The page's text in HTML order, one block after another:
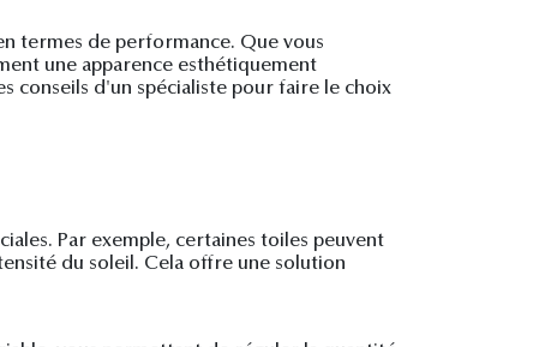
termes de performance. Que vous
une apparence esthétiquement
conseils d'un spécialiste pour faire le choix
Par exemple, certaines toiles peuvent
du soleil. Cela offre une solution